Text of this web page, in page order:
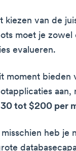
kiezen van de
moet je zowel
evalueren.
moment bieden
tot $200 per
heb je